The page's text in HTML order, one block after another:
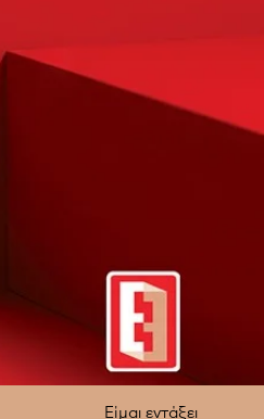
Είμαι εντάξει